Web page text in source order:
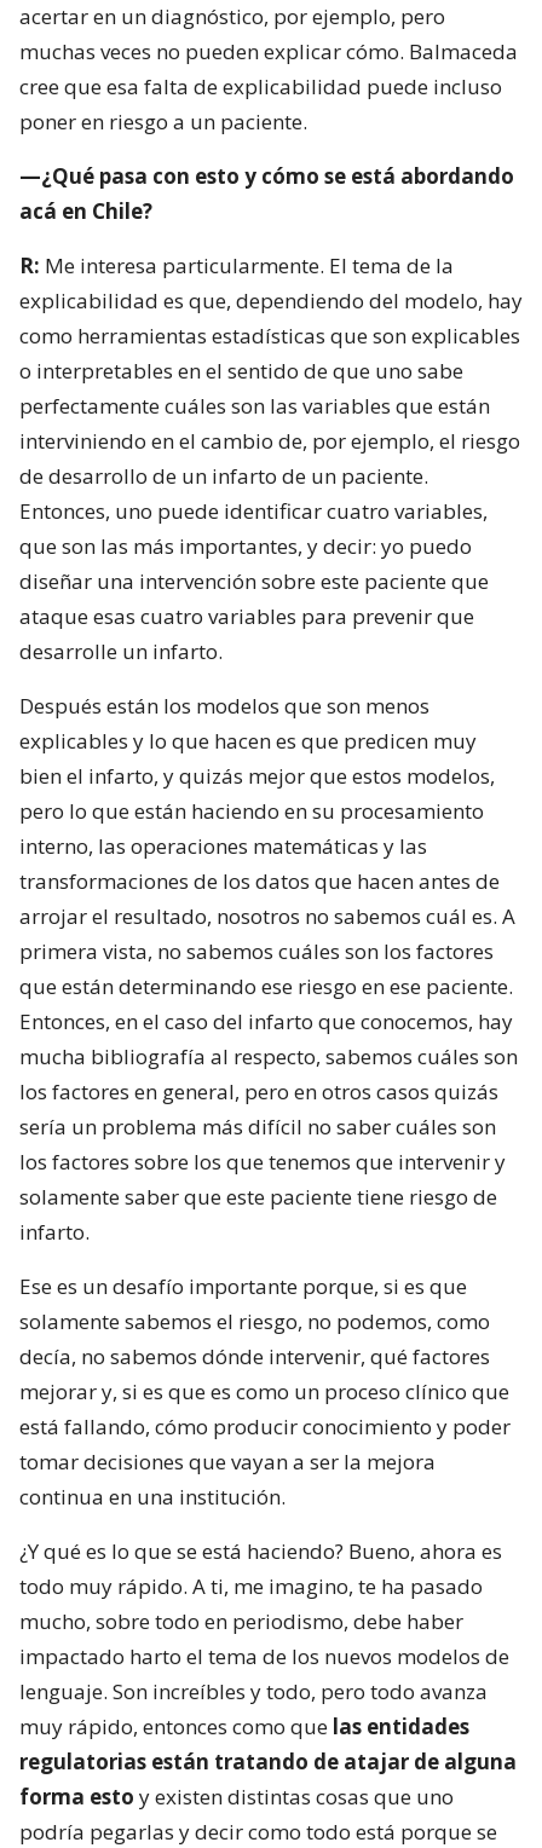
acertar en un diagnóstico, por ejemplo, pero
muchas veces no pueden explicar cómo. Balmaceda
cree que esa falta de explicabilidad puede incluso
poner en riesgo a un paciente.
—¿Qué pasa con esto y cómo se está abordando
acá en Chile?
R: Me interesa particularmente. El tema de la
explicabilidad es que, dependiendo del modelo, hay
como herramientas estadísticas que son explicables
o interpretables en el sentido de que uno sabe
perfectamente cuáles son las variables que están
interviniendo en el cambio de, por ejemplo, el riesgo
de desarrollo de un infarto de un paciente.
Entonces, uno puede identificar cuatro variables,
que son las más importantes, y decir: yo puedo
diseñar una intervención sobre este paciente que
ataque esas cuatro variables para prevenir que
desarrolle un infarto.
Después están los modelos que son menos
explicables y lo que hacen es que predicen muy
bien el infarto, y quizás mejor que estos modelos,
pero lo que están haciendo en su procesamiento
interno, las operaciones matemáticas y las
transformaciones de los datos que hacen antes de
arrojar el resultado, nosotros no sabemos cuál es. A
primera vista, no sabemos cuáles son los factores
que están determinando ese riesgo en ese paciente.
Entonces, en el caso del infarto que conocemos, hay
mucha bibliografía al respecto, sabemos cuáles son
los factores en general, pero en otros casos quizás
sería un problema más difícil no saber cuáles son
los factores sobre los que tenemos que intervenir y
solamente saber que este paciente tiene riesgo de
infarto.
Ese es un desafío importante porque, si es que
solamente sabemos el riesgo, no podemos, como
decía, no sabemos dónde intervenir, qué factores
mejorar y, si es que es como un proceso clínico que
está fallando, cómo producir conocimiento y poder
tomar decisiones que vayan a ser la mejora
continua en una institución.
¿Y qué es lo que se está haciendo? Bueno, ahora es
todo muy rápido. A ti, me imagino, te ha pasado
mucho, sobre todo en periodismo, debe haber
impactado harto el tema de los nuevos modelos de
lenguaje. Son increíbles y todo, pero todo avanza
muy rápido, entonces como que las entidades
regulatorias están tratando de atajar de alguna
forma esto y existen distintas cosas que uno
podría pegarlas y decir como todo está porque se